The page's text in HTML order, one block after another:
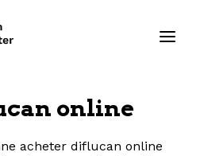
online
acheter diflucan online